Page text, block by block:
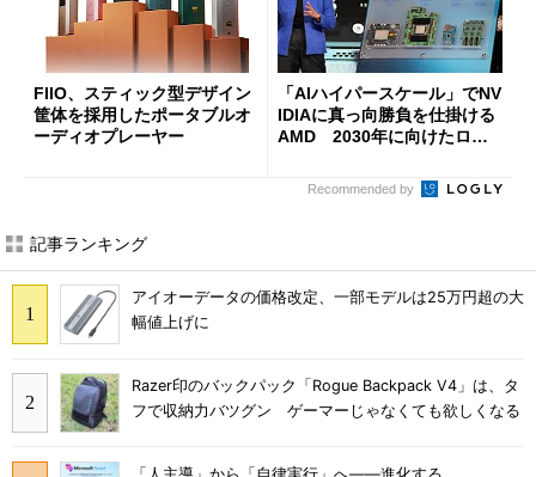
FIIO、スティック型デザイン
筐体を採用したポータブルオ
ーディオプレーヤー
「AIハイパースケール」でNV
IDIAに真っ向勝負を仕掛ける
AMD 2030年に向けたロー
Recommended by
記事ランキング
アイオーデータの価格改定、一部モデルは25万円超の大
幅値上げに
Razer印のバックパック「Rogue Backpack V4」は、タ
フで収納力バツグン ゲーマーじゃなくても欲しくなる